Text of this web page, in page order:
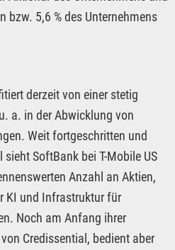
bzw. 5,6 % des Unternehmens
derzeit von einer stetig
a. in der Abwicklung von
Weit fortgeschritten und
SoftBank bei T-Mobile US
Anzahl an Aktien,
KI und Infrastruktur für
Noch am Anfang ihrer
Credissential, bedient aber